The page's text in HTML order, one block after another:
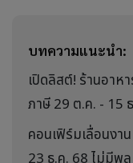
บทความแนะนำ:
เปิดลิสต์​! ร้านอาห
ภาษี 29 ต.ค. - 15
คอนเฟิร์มเลื่อนงา